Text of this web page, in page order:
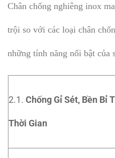
Chân chống nghiêng inox
trội so với các loại chân
những tính năng nổi bật của
2.1. Chống Gỉ Sét, Bền Bỉ
Thời Gian